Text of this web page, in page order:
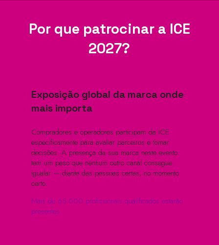
Por que patrocinar a ICE
2027?
Exposição global da marca onde
mais importa
Compradores e operadores participam da ICE
especificamente para avaliar parceiros e tomar
decisões. A presença da sua marca neste evento
tem um peso que nenhum outro canal consegue
igualar — diante das pessoas certas, no momento
certo.
Mais de 65.000 profissionais qualificados estarão
presentes